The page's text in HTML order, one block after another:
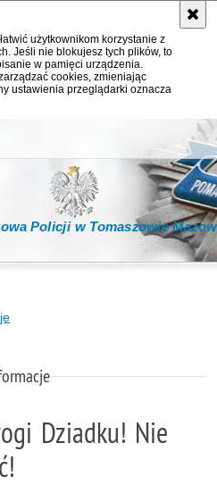
użytkownikom korzystanie z
Jeśli nie blokujesz tych plików, to
w pamięci urządzenia.
cookies, zmieniając
ustawienia przeglądarki oznacza
Policji w Tomaszowie
Dziadku! Nie